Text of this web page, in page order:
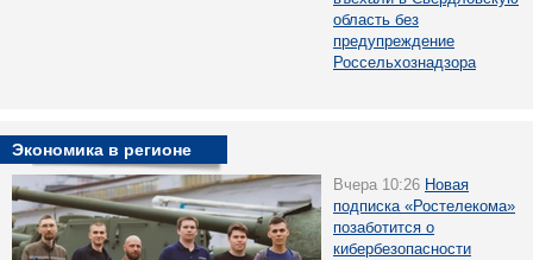
область без
предупреждение
Россельхознадзора
Экономика в регионе
Вчера 10:26 Новая
подписка «Ростелекома»
позаботится о
кибербезопасности